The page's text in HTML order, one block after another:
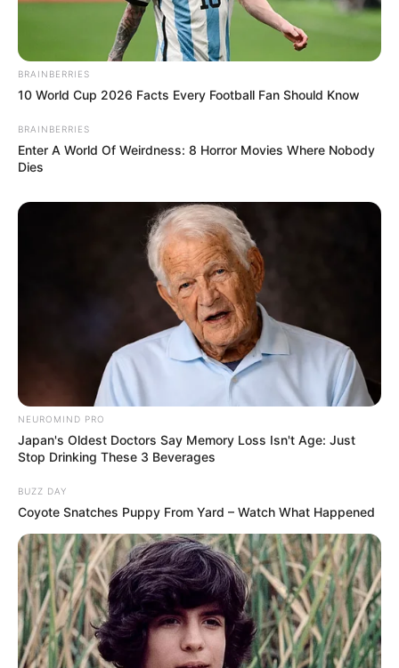
BRAINBERRIES
10 World Cup 2026 Facts Every Football Fan Should Know
BRAINBERRIES
Enter A World Of Weirdness: 8 Horror Movies Where Nobody
Dies
NEUROMIND PRO
Japan's Oldest Doctors Say Memory Loss Isn't Age: Just
Stop Drinking These 3 Beverages
BUZZ DAY
Coyote Snatches Puppy From Yard – Watch What Happened